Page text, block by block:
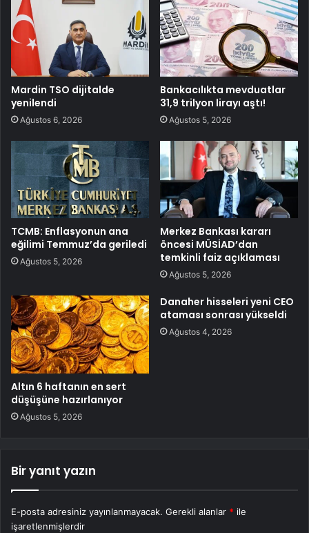
Mardin TSO dijitalde
yenilendi
Ağustos 6, 2026
Bankacılıkta mevduatlar
31,9 trilyon lirayı aştı!
Ağustos 5, 2026
TCMB: Enflasyonun ana
eğilimi Temmuz’da geriledi
Ağustos 5, 2026
Merkez Bankası kararı
öncesi MÜSİAD’dan
temkinli faiz açıklaması
Ağustos 5, 2026
Altın 6 haftanın en sert
düşüşüne hazırlanıyor
Ağustos 5, 2026
Danaher hisseleri yeni CEO
ataması sonrası yükseldi
Ağustos 4, 2026
Bir yanıt yazın
E-posta adresiniz yayınlanmayacak. Gerekli alanlar * ile
işaretlenmişlerdir